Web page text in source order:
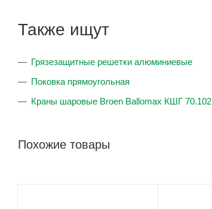
Также ищут
Грязезащитные решетки алюминиевые
Поковка прямоугольная
Краны шаровые Broen Ballomax КШГ 70.102
Похожие товары